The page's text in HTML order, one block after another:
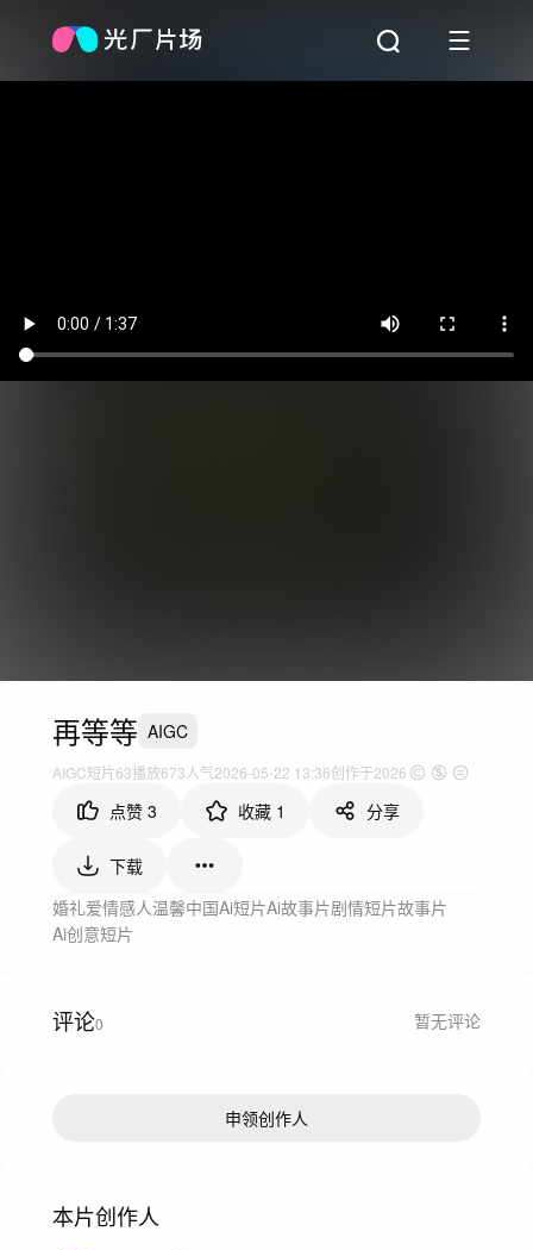
再等等 AIGC
AIGC短片63播放673人气2026-05-22 13:36创作于2026
点赞 3 收藏 1 分享
下载
婚礼爱情感人温馨中国Ai短片Ai故事片剧情短片故事片
Ai创意短片
评论0 暂无评论
申领创作人
本片创作人